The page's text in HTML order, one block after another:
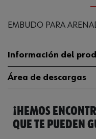
EMBUDO PARA
Información del
Anchura
Peso del producto (por
Área de descargas
Catálogo General
Ficha Técnica
¡HEMOS
QUE TE PUEDEN